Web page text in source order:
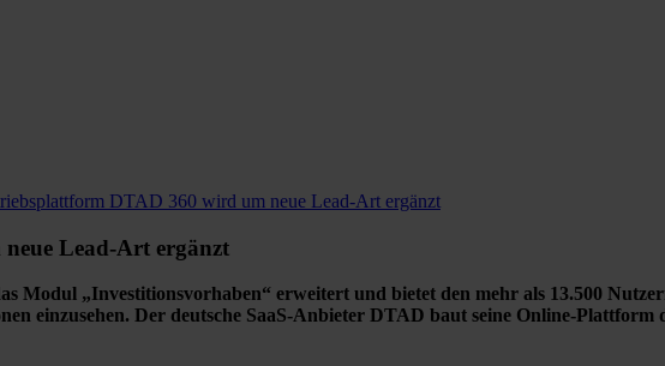
DTAD 360 wird um neue Lead-Art ergänzt
Lead-Art ergänzt
Modul „Investitionsvorhaben“ erweitert und bietet den mehr als 13.500
einzusehen. Der deutsche SaaS-Anbieter DTAD baut seine Online-